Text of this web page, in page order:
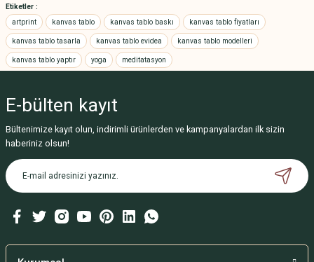
yetersiz gördüğünüz noktaları öneri formunu kullanarak tarafımıza
iletebilirsiniz.
Görüş ve önerileriniz için teşekkür ederiz.
Ürün resmi kalitesiz, bozuk veya görüntülenemiyor.
Ürün bilgilerinde hatalar bulunuyor.
Ürün fiyatı diğer sitelerden daha pahalı.
Bu ürüne benzer farklı alternatifler olmalı.
Etiketler :
artprint
kanvas tablo kanvas tablo baskı kanvas tablo fiyatları
kanvas tablo tasarla kanvas tablo evidea kanvas tablo modelleri
kanvas tablo yaptır yoga meditatasyon
E-bülten kayıt
Bültenimize kayıt olun, indirimli ürünlerden ve kampanyalardan ilk sizin
haberiniz olsun!